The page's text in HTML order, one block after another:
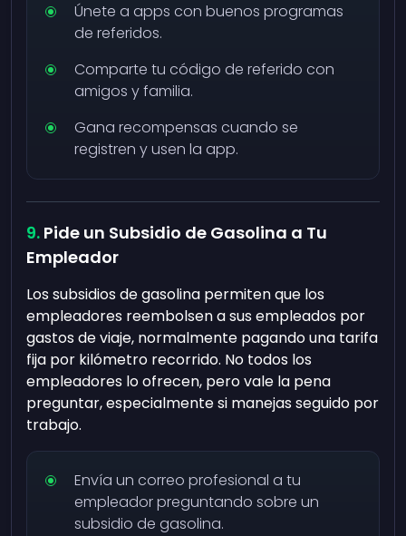
Únete a apps con buenos programas
de referidos.
Comparte tu código de referido con
amigos y familia.
Gana recompensas cuando se
registren y usen la app.
Pide un Subsidio de Gasolina a Tu
Empleador
Los subsidios de gasolina permiten que los
empleadores reembolsen a sus empleados por
gastos de viaje, normalmente pagando una tarifa
fija por kilómetro recorrido. No todos los
empleadores lo ofrecen, pero vale la pena
preguntar, especialmente si manejas seguido por
trabajo.
Envía un correo profesional a tu
empleador preguntando sobre un
subsidio de gasolina.